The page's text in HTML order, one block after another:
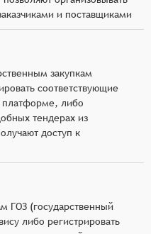
и поставщиками
закупкам
соответствующие
платформе, либо
тендерах из
доступ к
ГОЗ (государственный
либо регистрировать